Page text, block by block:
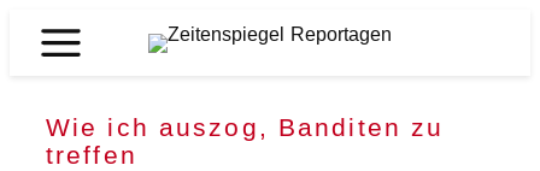
Inhalt
Zeitenspiegel
Wie ich auszog, Banditen zu
treffen